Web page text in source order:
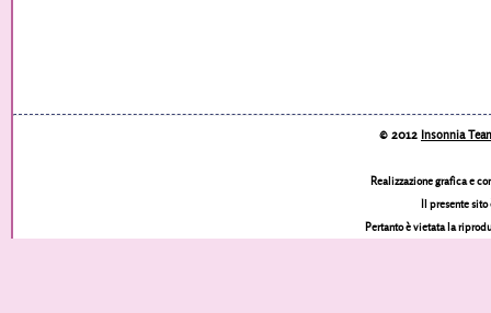
© 2012 Insonnia
Realizzazione grafica e
Il presente
Pertanto è vietata la